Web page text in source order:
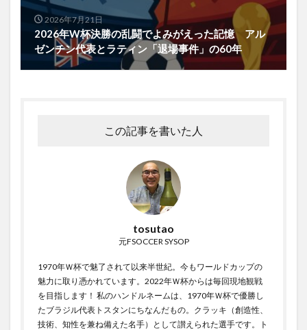
2026年7月21日
2026年W杯決勝の乱闘でよみがえった記憶 アル
ゼンチン代表とラティン「退場事件」の60年
この記事を書いた人
tosutao
元FSOCCER SYSOP
1970年Ｗ杯で魅了されて以来半世紀。今もワールドカップの
魅力に取り憑かれています。2022年Ｗ杯からは毎回現地観戦
を目指します！ 私のハンドルネームは、1970年Ｗ杯で優勝し
たブラジル代表トスタンにちなんだもの。クラッキ（創造性、
技術、知性を兼ね備えた名手）として讃えられた選手です。ト